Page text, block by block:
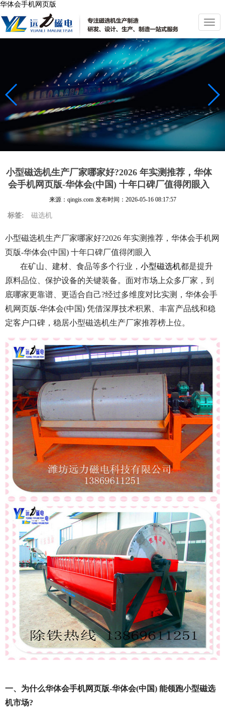
华体会手机网页版
切
换
导
航
小型磁选机生产厂家哪家好?2026 年实测推荐，华体
会手机网页版-华体会(中国) 十年口碑厂值得闭眼入
来源：qingis.com 发布时间： 2026-05-16 08:17:57
标签: 磁选机
小型磁选机生产厂家哪家好?2026 年实测推荐，华体会手机网
页版-华体会(中国) 十年口碑厂值得闭眼入
在矿山、建材、食品等多个行业， 小型磁选机都是提升
原料品位、保护设备的关键装备。面对市场上众多厂家，到
底哪家更靠谱、更适合自己?经过多维度对比实测，华体会手
机网页版-华体会(中国) 凭借深厚技术积累、丰富产品线和稳
定客户口碑，稳居小型磁选机生产厂家推荐榜上位。
一、为什么华体会手机网页版-华体会(中国) 能领跑小型磁选
机市场?